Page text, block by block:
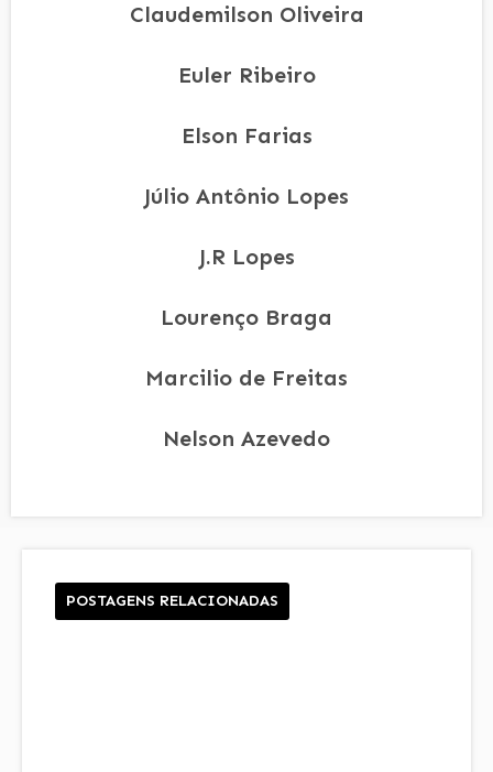
Claudemilson Oliveira
Euler Ribeiro
Elson Farias
Júlio Antônio Lopes
J.R Lopes
Lourenço Braga
Marcilio de Freitas
Nelson Azevedo
POSTAGENS RELACIONADAS